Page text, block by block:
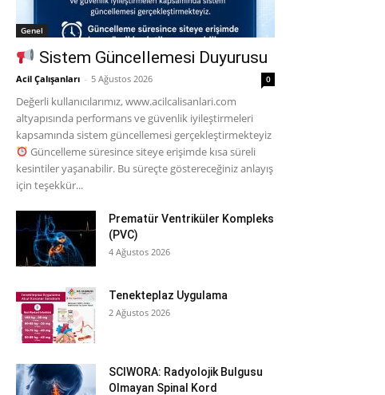
Genel
Sistem Güncellemesi Duyurusu
Acil Çalışanları - 5 Ağustos 2026 0
Değerli kullanıcılarımız, www.acilcalisanlari.com
altyapısında performans ve güvenlik iyileştirmeleri
kapsamında sistem güncellemesi gerçekleştirmekteyiz
Güncelleme süresince siteye erişimde kısa süreli
kesintiler yaşanabilir. Bu süreçte göstereceğiniz anlayış
için teşekkür...
Prematür Ventriküler Kompleks
(PVC)
4 Ağustos 2026
Tenekteplaz Uygulama
2 Ağustos 2026
SCIWORA: Radyolojik Bulgusu
Olmayan Spinal Kord